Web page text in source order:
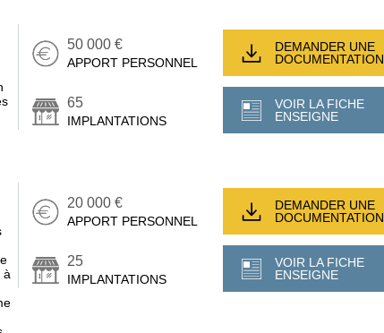
50 000 €
APPORT PERSONNEL
65
IMPLANTATIONS
DEMANDER UNE
DOCUMENTATION
VOIR LA FICHE
ENSEIGNE
à
20 000 €
APPORT PERSONNEL
25
IMPLANTATIONS
DEMANDER UNE
DOCUMENTATION
VOIR LA FICHE
ENSEIGNE